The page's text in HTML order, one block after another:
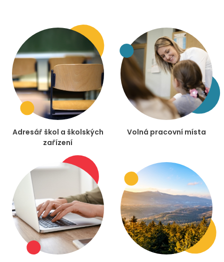
Adresář škol a školských
zařízení
Volná pracovní místa